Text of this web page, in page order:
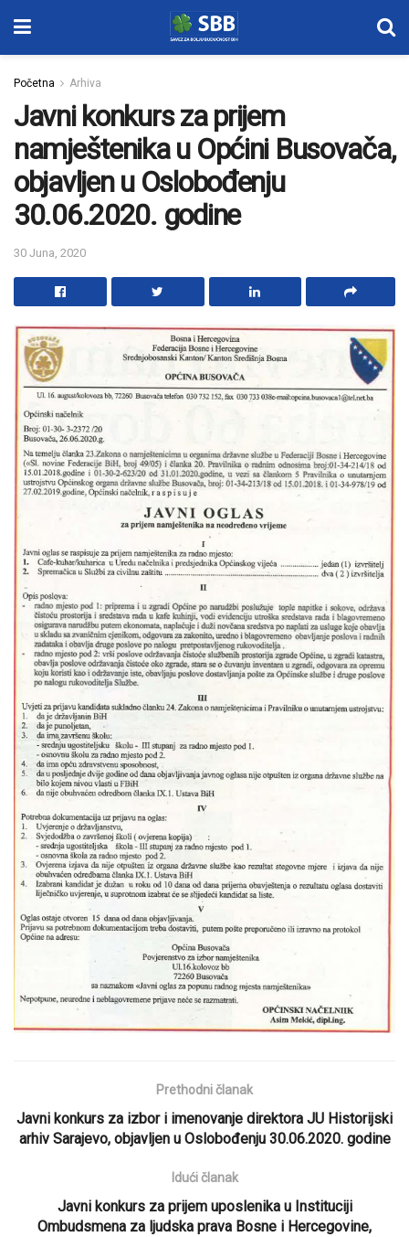
Početna Arhiva
Javni konkurs za prijem
namještenika u Općini Busovača,
objavljen u Oslobođenju
30.06.2020. godine
30 Juna, 2020
Prethodni članak
Javni konkurs za izbor i imenovanje direktora JU Historijski
arhiv Sarajevo, objavljen u Oslobođenju 30.06.2020. godine
Idući članak
Javni konkurs za prijem uposlenika u Instituciji
Ombudsmena za ljudska prava Bosne i Hercegovine,